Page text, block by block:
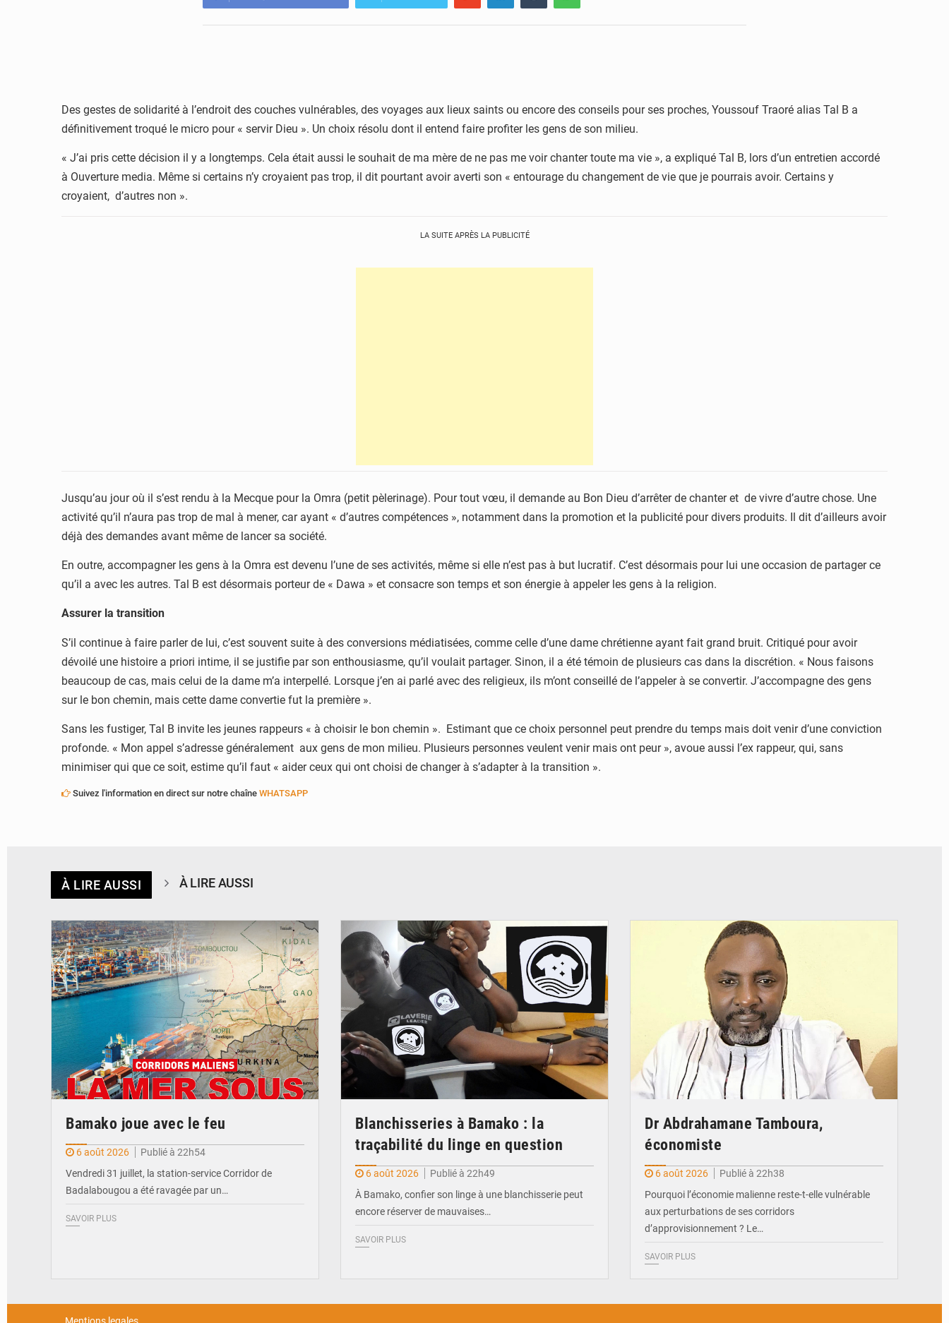
Des gestes de solidarité à l’endroit des couches vulnérables, des voyages aux lieux saints ou encore des conseils pour ses proches, Youssouf Traoré alias Tal B a
définitivement troqué le micro pour « servir Dieu ». Un choix résolu dont il entend faire profiter les gens de son milieu.
« J’ai pris cette décision il y a longtemps. Cela était aussi le souhait de ma mère de ne pas me voir chanter toute ma vie », a expliqué Tal B, lors d’un entretien accordé
à Ouverture media. Même si certains n’y croyaient pas trop, il dit pourtant avoir averti son « entourage du changement de vie que je pourrais avoir. Certains y
croyaient, d’autres non ».
LA SUITE APRÈS LA PUBLICITÉ
Jusqu’au jour où il s’est rendu à la Mecque pour la Omra (petit pèlerinage). Pour tout vœu, il demande au Bon Dieu d’arrêter de chanter et de vivre d’autre chose. Une
activité qu’il n’aura pas trop de mal à mener, car ayant « d’autres compétences », notamment dans la promotion et la publicité pour divers produits. Il dit d’ailleurs avoir
déjà des demandes avant même de lancer sa société.
En outre, accompagner les gens à la Omra est devenu l’une de ses activités, même si elle n’est pas à but lucratif. C’est désormais pour lui une occasion de partager ce
qu’il a avec les autres. Tal B est désormais porteur de « Dawa » et consacre son temps et son énergie à appeler les gens à la religion.
Assurer la transition
S’il continue à faire parler de lui, c’est souvent suite à des conversions médiatisées, comme celle d’une dame chrétienne ayant fait grand bruit. Critiqué pour avoir
dévoilé une histoire a priori intime, il se justifie par son enthousiasme, qu’il voulait partager. Sinon, il a été témoin de plusieurs cas dans la discrétion. « Nous faisons
beaucoup de cas, mais celui de la dame m’a interpellé. Lorsque j’en ai parlé avec des religieux, ils m’ont conseillé de l’appeler à se convertir. J’accompagne des gens
sur le bon chemin, mais cette dame convertie fut la première ».
Sans les fustiger, Tal B invite les jeunes rappeurs « à choisir le bon chemin ». Estimant que ce choix personnel peut prendre du temps mais doit venir d’une conviction
profonde. « Mon appel s’adresse généralement aux gens de mon milieu. Plusieurs personnes veulent venir mais ont peur », avoue aussi l’ex rappeur, qui, sans
minimiser qui que ce soit, estime qu’il faut « aider ceux qui ont choisi de changer à s’adapter à la transition ».
Suivez l'information en direct sur notre chaîne WHATSAPP
À LIRE AUSSI À LIRE AUSSI
© JDM
Bamako joue avec le feu
6 août 2026
Publié à 22h54
Vendredi 31 juillet, la station-service Corridor de
Badalabougou a été ravagée par un…
SAVOIR PLUS
Blanchisseries à Bamako : la
traçabilité du linge en question
6 août 2026
Publié à 22h49
À Bamako, confier son linge à une blanchisserie peut
encore réserver de mauvaises…
SAVOIR PLUS
Dr Abdrahamane Tamboura,
économiste
6 août 2026
Publié à 22h38
Pourquoi l’économie malienne reste-t-elle vulnérable
aux perturbations de ses corridors
d’approvisionnement ? Le…
SAVOIR PLUS